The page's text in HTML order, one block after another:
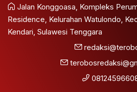
Jalan Konggoasa, Kompleks
Residence, Kelurahan Watulondo,
Kendari, Sulawesi Tenggara